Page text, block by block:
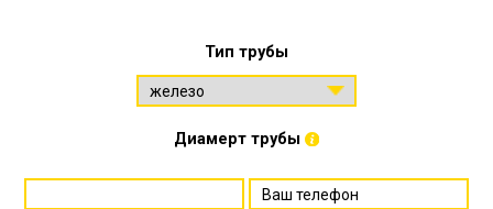
Тип трубы
Диамерт трубы